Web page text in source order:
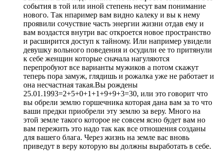
события в той или иной степень несут вам понимание
нового. Так нпаример вам видно калеку и вы к нему
проявили сочуствие часть энергии жизни отдав ему и
вам воздастся внутри вас откроется новое пространство
и расширится доступ к тайному. Или например увидели
девушку вольного поведения и осудили ее то притянули
к себе женщин которые сначала нагуляются
перепробуют все варианты мужиков а потом скажут
теперь пора замуж, глядишь и рожалка уже не работает и
она несчастная такая.Вы рождены
25.01.1993=2+5+0+1+1+9+9+3=30, или это говорит что
вы обрели землю горшечника которая дана вам за то что
ваши предки приобрели эту землю за веру. Много на
этой земле такого которое не совсем ясно будет вам но
вам пережить это надо так как все отношения созданы
для вашего блага. Через жизнь на земле вас вновь
приведут в веру которую вы должны выработать в себе.